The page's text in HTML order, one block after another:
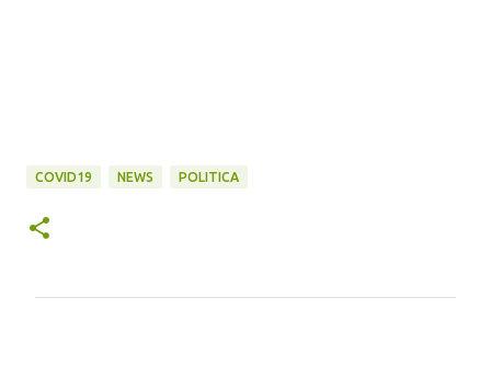
COVID19 NEWS POLITICA